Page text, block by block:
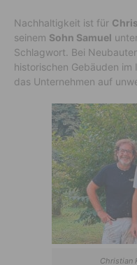
Nachhaltigkeit ist für
seinem Sohn Samuel
Schlagwort. Bei
historischen Gebäuden
das Unternehmen auf
Christian